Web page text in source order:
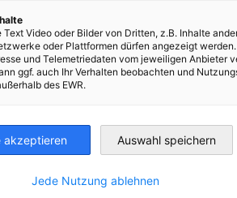
Energy
Germany
Text Video oder Bilder von Dritten, z.B. Inhalte
oder Plattformen dürfen angezeigt
und Telemetriedaten vom jeweiligen Anbieter
ggf. auch Ihr Verhalten beobachten und
des EWR.
akzeptieren Auswahl speichern
Jede Nutzung ablehnen